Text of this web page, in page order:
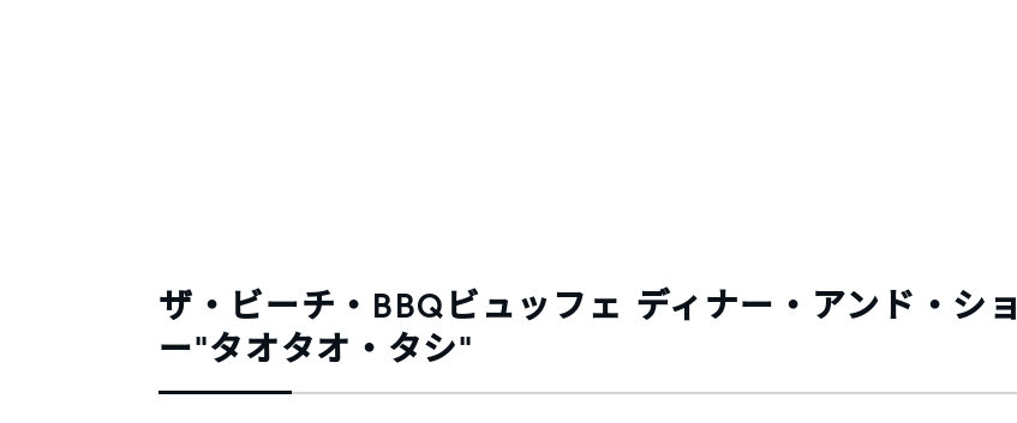
ザ・ビーチ・BBQビュッフェ ディナー・アンド・ショ
ー“タオタオ・タシ”